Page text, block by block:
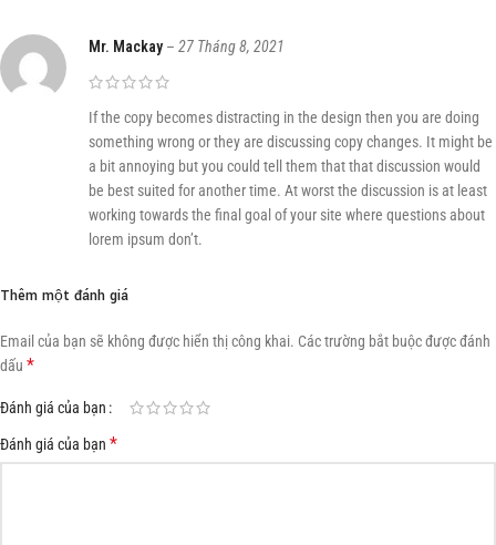
Mr. Mackay – 27 Tháng 8, 2021
If the copy becomes distracting in the design then you are doing
something wrong or they are discussing copy changes. It might be
a bit annoying but you could tell them that that discussion would
be best suited for another time. At worst the discussion is at least
working towards the final goal of your site where questions about
lorem ipsum don’t.
Thêm một đánh giá
Email của bạn sẽ không được hiển thị công khai. Các trường bắt buộc được đánh
dấu *
Đánh giá của bạn
Đánh giá của bạn *